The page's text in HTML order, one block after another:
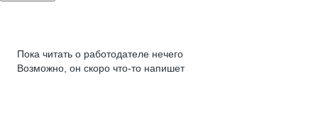
Пока читать о работодателе нечего
Возможно, он скоро что‑то напишет